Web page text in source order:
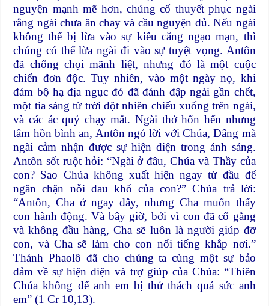
nguyện mạnh mẽ hơn, chúng cố thuyết phục ngài
rằng ngài chưa ăn chay và cầu nguyện đủ. Nếu ngài
không thể bị lừa vào sự kiêu căng ngạo mạn, thì
chúng có thể lừa ngài đi vào sự tuyệt vọng. Antôn
đã chống chọi mãnh liệt, nhưng đó là một cuộc
chiến đơn độc. Tuy nhiên, vào một ngày nọ, khi
đám bộ hạ địa ngục đó đã đánh đập ngài gần chết,
một tia sáng từ trời đột nhiên chiếu xuống trên ngài,
và các ác quỷ chạy mất. Ngài thở hổn hển nhưng
tâm hồn bình an, Antôn ngỏ lời với Chúa, Đấng mà
ngài cảm nhận được sự hiện diện trong ánh sáng.
Antôn sốt ruột hỏi: “Ngài ở đâu, Chúa và Thầy của
con? Sao Chúa không xuất hiện ngay từ đầu để
ngăn chặn nỗi đau khổ của con?” Chúa trả lời:
“Antôn, Cha ở ngay đây, nhưng Cha muốn thấy
con hành động. Và bây giờ, bởi vì con đã cố gắng
và không đầu hàng, Cha sẽ luôn là người giúp đỡ
con, và Cha sẽ làm cho con nổi tiếng khắp nơi.”
Thánh Phaolô đã cho chúng ta cùng một sự bảo
đảm về sự hiện diện và trợ giúp của Chúa: “Thiên
Chúa không để anh em bị thử thách quá sức anh
em” (1 Cr 10,13).